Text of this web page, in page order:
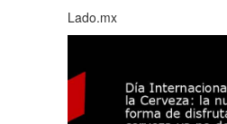
Lado.mx